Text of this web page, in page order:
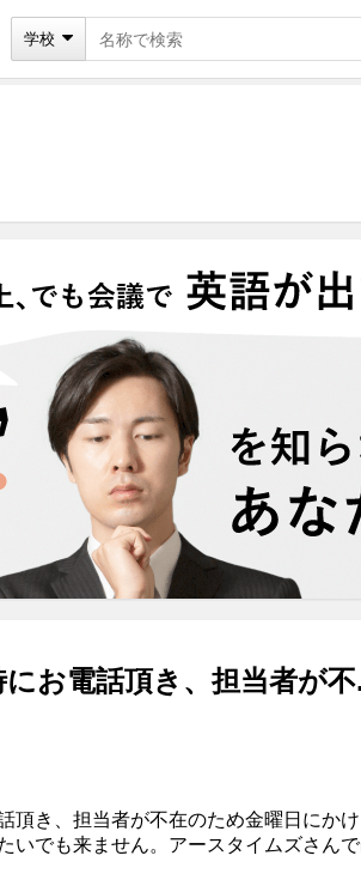
学校
お電話頂き、担当者が不
頂き、担当者が不在のため金曜日にか
いでも来ません。アースタイムズさん